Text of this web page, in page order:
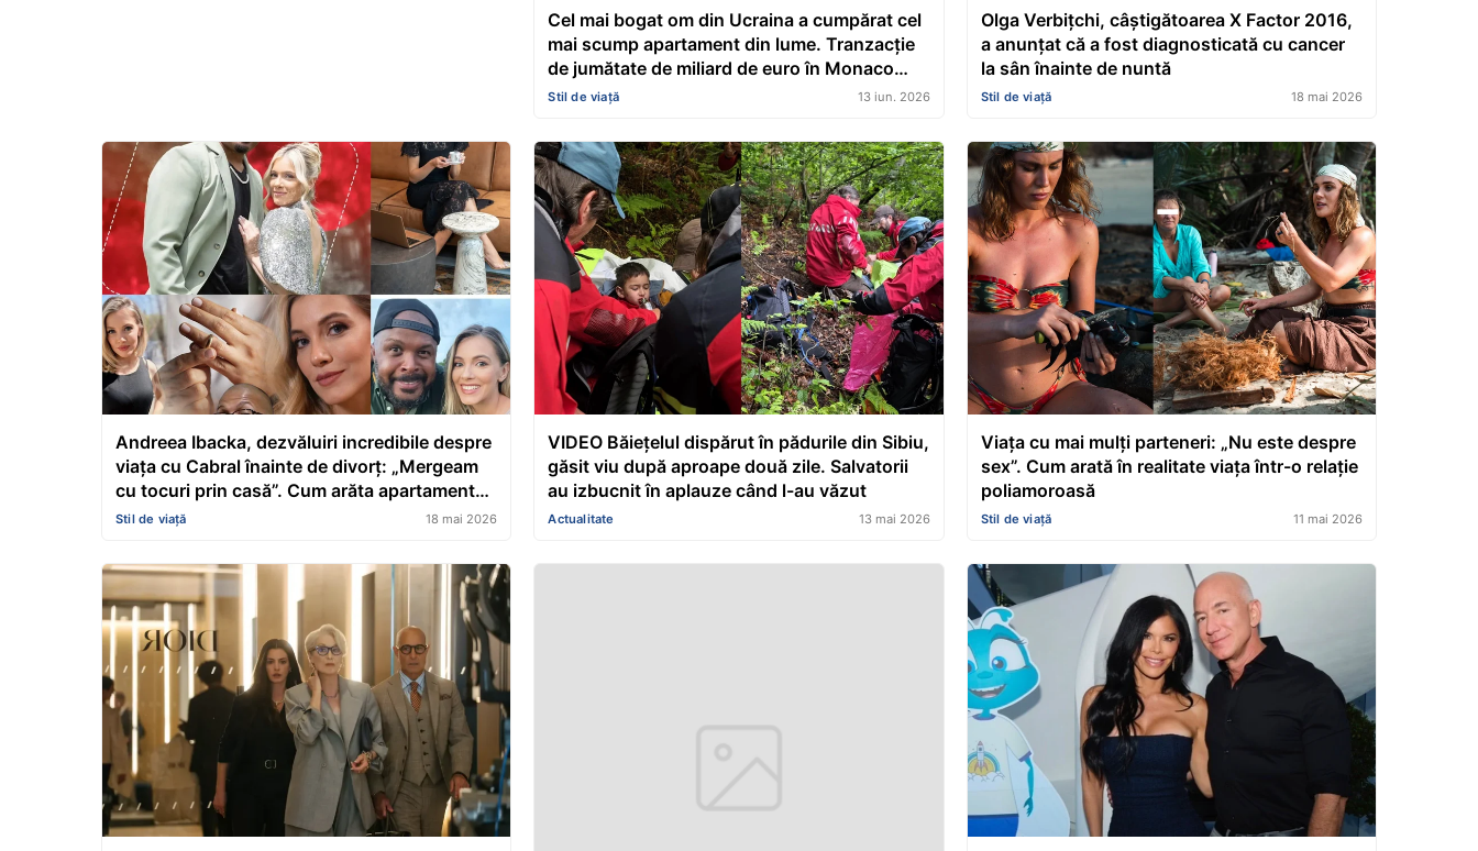
Cel mai bogat om din Ucraina a cumpărat cel
mai scump apartament din lume. Tranzacție
de jumătate de miliard de euro în Monaco
pentru o „simplă” reședință
Stil de viață 13 iun. 2026
Olga Verbițchi, câștigătoarea X Factor 2016,
a anunțat că a fost diagnosticată cu cancer
la sân înainte de nuntă
Stil de viață 18 mai 2026
Andreea Ibacka, dezvăluiri incredibile despre
viața cu Cabral înainte de divorț: „Mergeam
cu tocuri prin casă”. Cum arăta apartamentul
prezentatorului TV și ce s-a întâmplat între ei
Stil de viață 18 mai 2026
VIDEO Băiețelul dispărut în pădurile din Sibiu,
găsit viu după aproape două zile. Salvatorii
au izbucnit în aplauze când l-au văzut
Actualitate 13 mai 2026
Viața cu mai mulți parteneri: „Nu este despre
sex”. Cum arată în realitate viața într-o relație
poliamoroasă
Stil de viață 11 mai 2026